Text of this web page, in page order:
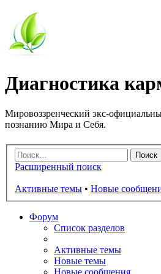
Диагностика
Мировоззренческий экс-
познанию Мира и Себя.
Расширенный поиск
Активные темы • Новые
Форум
Список разделов
Активные темы
Новые темы